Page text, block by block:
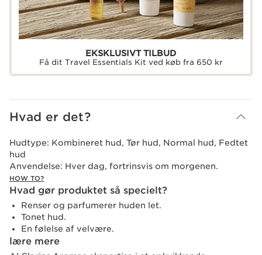
EKSKLUSIVT TILBUD
Få dit Travel Essentials Kit ved køb fra 650 kr
Hvad er det?
Hudtype: Kombineret hud, Tør hud, Normal hud, Fedtet
hud
Anvendelse: Hver dag, fortrinsvis om morgenen.
HOW TO?
Hvad gør produktet så specielt?
Renser og parfumerer huden let.
Tonet hud.
En følelse af velvære.
lære mere